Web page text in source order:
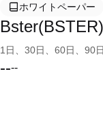
ホワイトペーパー
1日、30日、60日、90
----